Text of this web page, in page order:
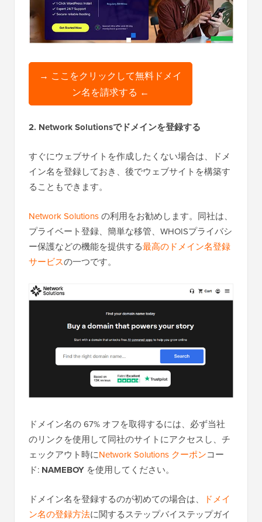
→ ここをクリックして無料ドメイ
ン名を請求する ←
2. Network Solutionsでドメインを登録する
すぐにウェブサイトを作成したくない場合は、ドメ
イン名を登録しておき、後でウェブサイトを構築す
ることもできます。
Network Solutionsの利用をお勧めします。同社は、
プライベート登録、簡単な移管、WHOISプライバシ
ー保護などの機能を提供する最高のドメイン名登録
サービスの一つです。
ドメイン名の 67% オフを取得するには、必ず当社
のリンクを使用して同社のサイトにアクセスし、チ
ェックアウト時にNetwork Solutions クーポンコー
ド: NAMEBOY を使用してください。
ドメイン名を登録するのが初めての場合は、
ドメイ
ン名の登録方法に関するステップバイステップガイ